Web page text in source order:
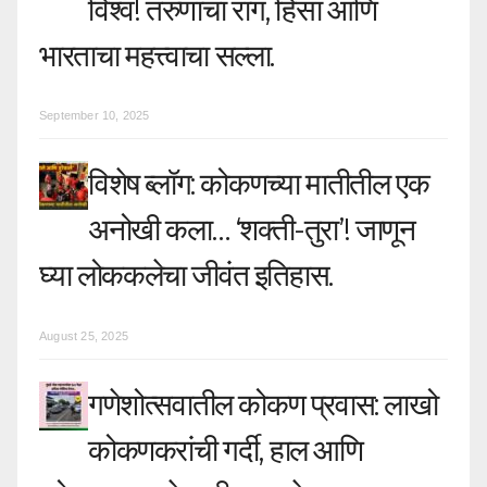
o
विश्व! तरुणांचा राग, हिंसा आणि
भारताचा महत्त्वाचा सल्ला.
September 10, 2025
विशेष ब्लॉग: कोकणच्या मातीतील एक
अनोखी कला… ‘शक्ती-तुरा’! जाणून
घ्या लोककलेचा जीवंत इतिहास.
August 25, 2025
गणेशोत्सवातील कोकण प्रवास: लाखो
कोकणकरांची गर्दी, हाल आणि